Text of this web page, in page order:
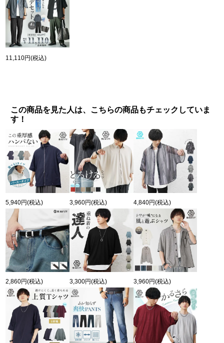
11,110円(税込)
この商品を見た人は、こちらの商品もチェックしていま
す！
5,940円(税込) 3,960円(税込) 4,840円(税込)
2,860円(税込) 3,300円(税込) 3,960円(税込)